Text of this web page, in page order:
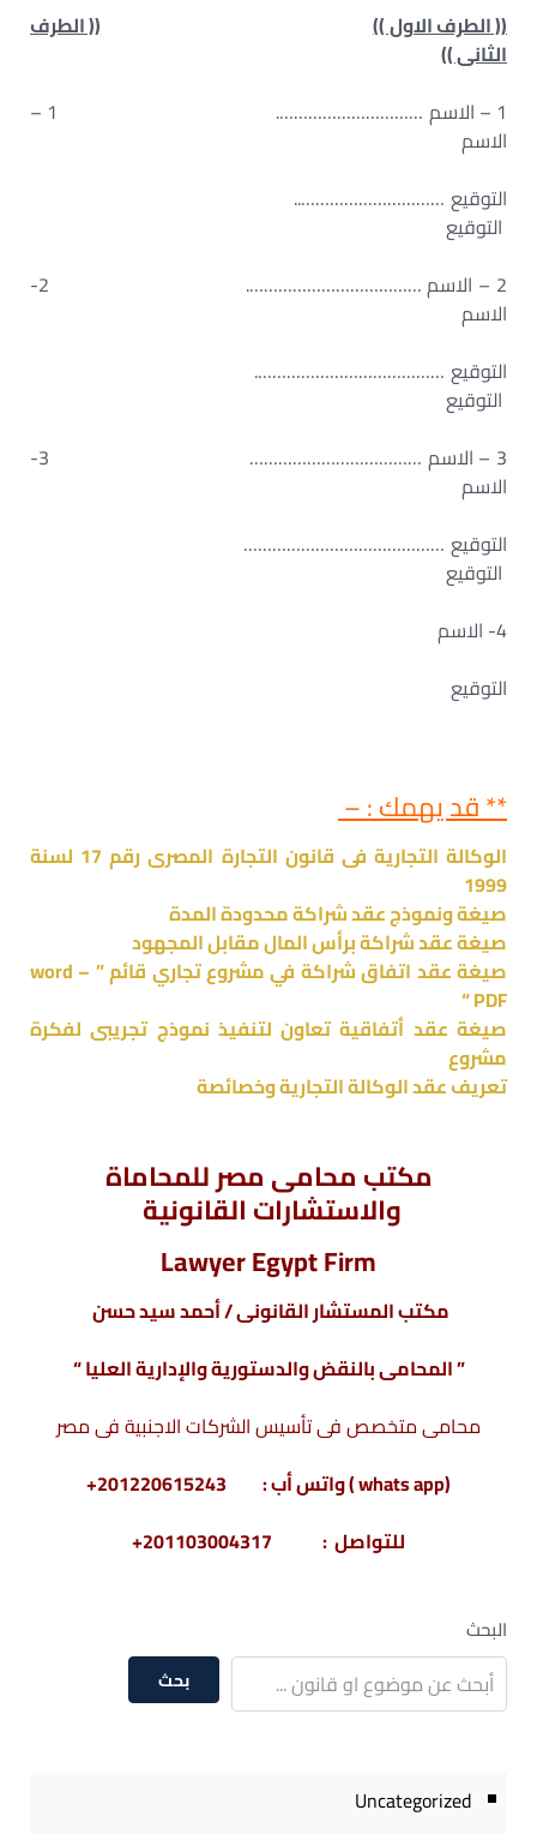
(( الطرف الاول ))
(( الطرف
الثانى ))
1 – الاسم …………………………. 1 –
الاسم
التوقيع …………………………..
التوقيع
2 – الاسم ………………………………. 2-
الاسم
التوقيع ………………………………….
التوقيع
3 – الاسم ……………………………… 3-
الاسم
التوقيع ……………………………………
التوقيع
4- الاسم
التوقيع
** قد يهمك : –
الوكالة التجارية فى قانون التجارة المصرى رقم 17 لسنة
1999
صيغة ونموذج عقد شراكة محدودة المدة
صيغة عقد شراكة برأس المال مقابل المجهود
صيغة عقد اتفاق شراكة في مشروع تجاري قائم ” word –
PDF “
صيغة عقد أتفاقية تعاون لتنفيذ نموذج تجريبى لفكرة
مشروع
تعريف عقد الوكالة التجارية وخصائصة
مكتب محامى مصر للمحاماة
والاستشارات القانونية
Lawyer Egypt Firm
مكتب المستشار القانونى / أحمد سيد حسن
” المحامى بالنقض والدستورية والإدارية العليا “
محامى متخصص فى تأسيس الشركات الاجنبية فى مصر
(whats app ) واتس أب : 201220615243+
للتواصل : 201103004317+
البحث
بحث
Uncategorized